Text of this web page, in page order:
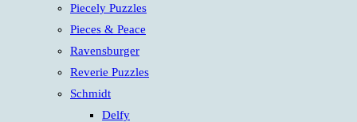
Piecely Puzzles
Pieces & Peace
Ravensburger
Reverie Puzzles
Schmidt
Delfy